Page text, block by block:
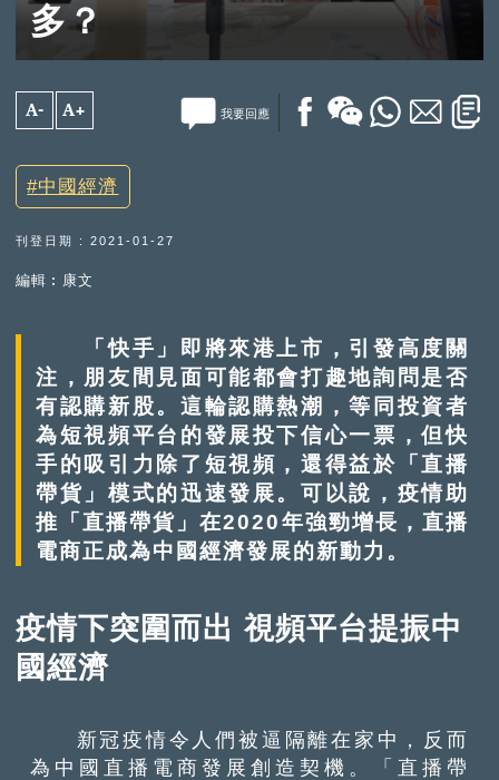
多？
A- A+ 我要回應
中國經濟
刊登日期 : 2021-01-27
編輯︰康文
「快手」即將來港上市，引發高度關
注，朋友間見面可能都會打趣地詢問是否
有認購新股。這輪認購熱潮，等同投資者
為短視頻平台的發展投下信心一票，但快
手的吸引力除了短視頻，還得益於「直播
帶貨」模式的迅速發展。可以說，疫情助
推「直播帶貨」在2020年強勁增長，直播
電商正成為中國經濟發展的新動力。
疫情下突圍而出 視頻平台提振中
國經濟
新冠疫情令人們被逼隔離在家中，反而
為中國直播電商發展創造契機。「直播帶